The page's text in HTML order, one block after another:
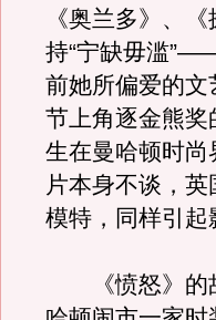
《奥兰多》、
持“宁缺毋滥
前她所偏爱的
节上角逐金熊
生在曼哈顿时
片本身不谈，
模特，同样引起
《愤怒》的故